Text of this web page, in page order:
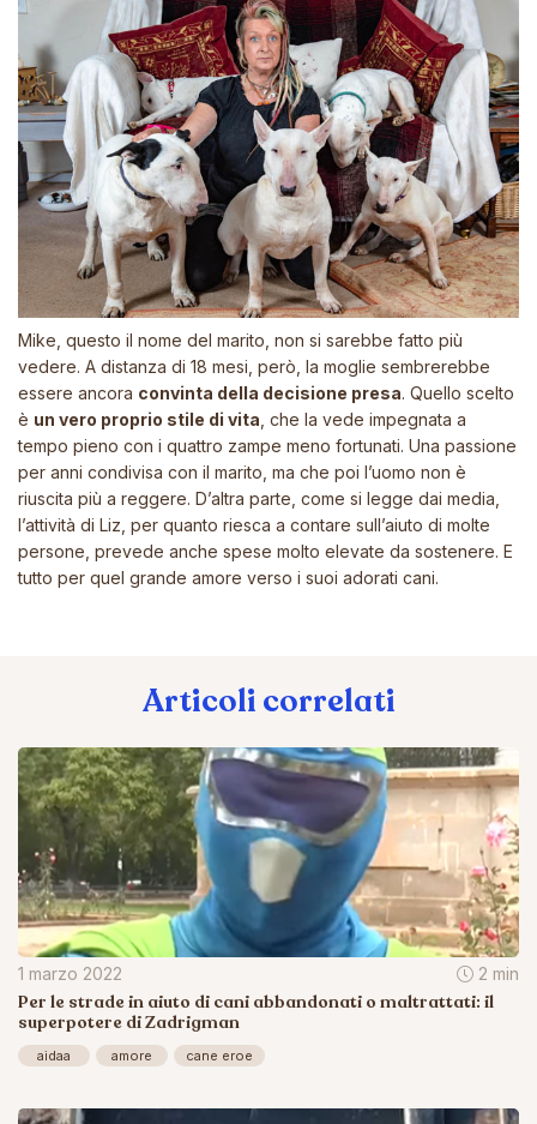
Mike, questo il nome del marito, non si sarebbe fatto più
vedere. A distanza di 18 mesi, però, la moglie sembrerebbe
essere ancora convinta della decisione presa. Quello scelto
è un vero proprio stile di vita, che la vede impegnata a
tempo pieno con i quattro zampe meno fortunati. Una passione
per anni condivisa con il marito, ma che poi l’uomo non è
riuscita più a reggere. D’altra parte, come si legge dai media,
l’attività di Liz, per quanto riesca a contare sull’aiuto di molte
persone, prevede anche spese molto elevate da sostenere. E
tutto per quel grande amore verso i suoi adorati cani.
Articoli correlati
1 marzo 2022 2 min
Per le strade in aiuto di cani abbandonati o maltrattati: il
superpotere di Zadrigman
aidaa amore cane eroe